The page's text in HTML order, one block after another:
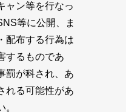
ャン等を行なっ
等に公開、ま
配布する行為は
するものであ
罰が科され、あ
れる可能性があ